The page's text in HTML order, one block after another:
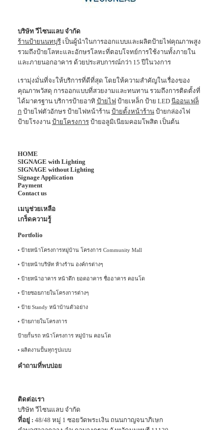
บริษัท วีไซนแลบ จำกัด
ร้านป้ายนนทบุรีเป็นผู้นำในการออกแบบและผลิตป้ายไฟคุณภาพสูง
รวมถึงป้ายโลหะและอักษรโลหะที่ตอบโจทย์การใช้งานทั้งภายใน
และภายนอกอาคาร ด้วยประสบการณ์กว่า 15 ปีในวงการ
เรามุ่งมั่นที่จะให้บริการที่ดีที่สุด โดยให้ความสำคัญในเรื่องของ
คุณภาพวัสดุ การออกแบบที่สวยงามและทนทาน รวมถึงการติดตั้งที่
ได้มาตรฐาน บริการป้ายอาทิ ป้ายไฟ ป้ายเหล็ก ป้าย LED นีออนเฟล็
ก ป้ายไฟตัวอักษร ป้ายไฟหน้าร้าน ป้ายตั้งหน้าร้านป้ายกล่องไฟ
ป้ายโรงงาน ป้ายโครงการป้ายอลูมิเนียมคอมโพสิต เป็นต้น
HOME
SIGNAGE with Lighting
SIGNAGE without Lighting
Signage Application
Payment
Contact us
เมนูช่วยเหลือ
เกร็ดความรู้
Portfolio
• ป้ายหน้าโครงการหมู่บ้าน โครงการ Community Mall
• ป้ายหน้าบริษัท ห้างร้าน องค์กรต่างๆ
• ป้ายหน้าอาคาร หน้าตึก ยอดอาคาร ชื่ออาคาร คอนโด
• ป้ายซอยภายในโครงการต่างๆ
• ป้าย Standy หน้าบ้านตัวอย่าง
• ป้ายภายในโครงการ
ป้ายกั้นรถ หน้าโครงการ หมู่บ้าน คอนโด
• ผลิตงานปั้นทุกรูปแบบ
คำถามที่พบบ่อย
ติดต่อเรา
บริษัท วีไซนแลบ จำกัด
ที่อยู่ : 48/48 หมู่ 1 ซอยวัดพระเงิน ถนนกาญจนาภิเษก